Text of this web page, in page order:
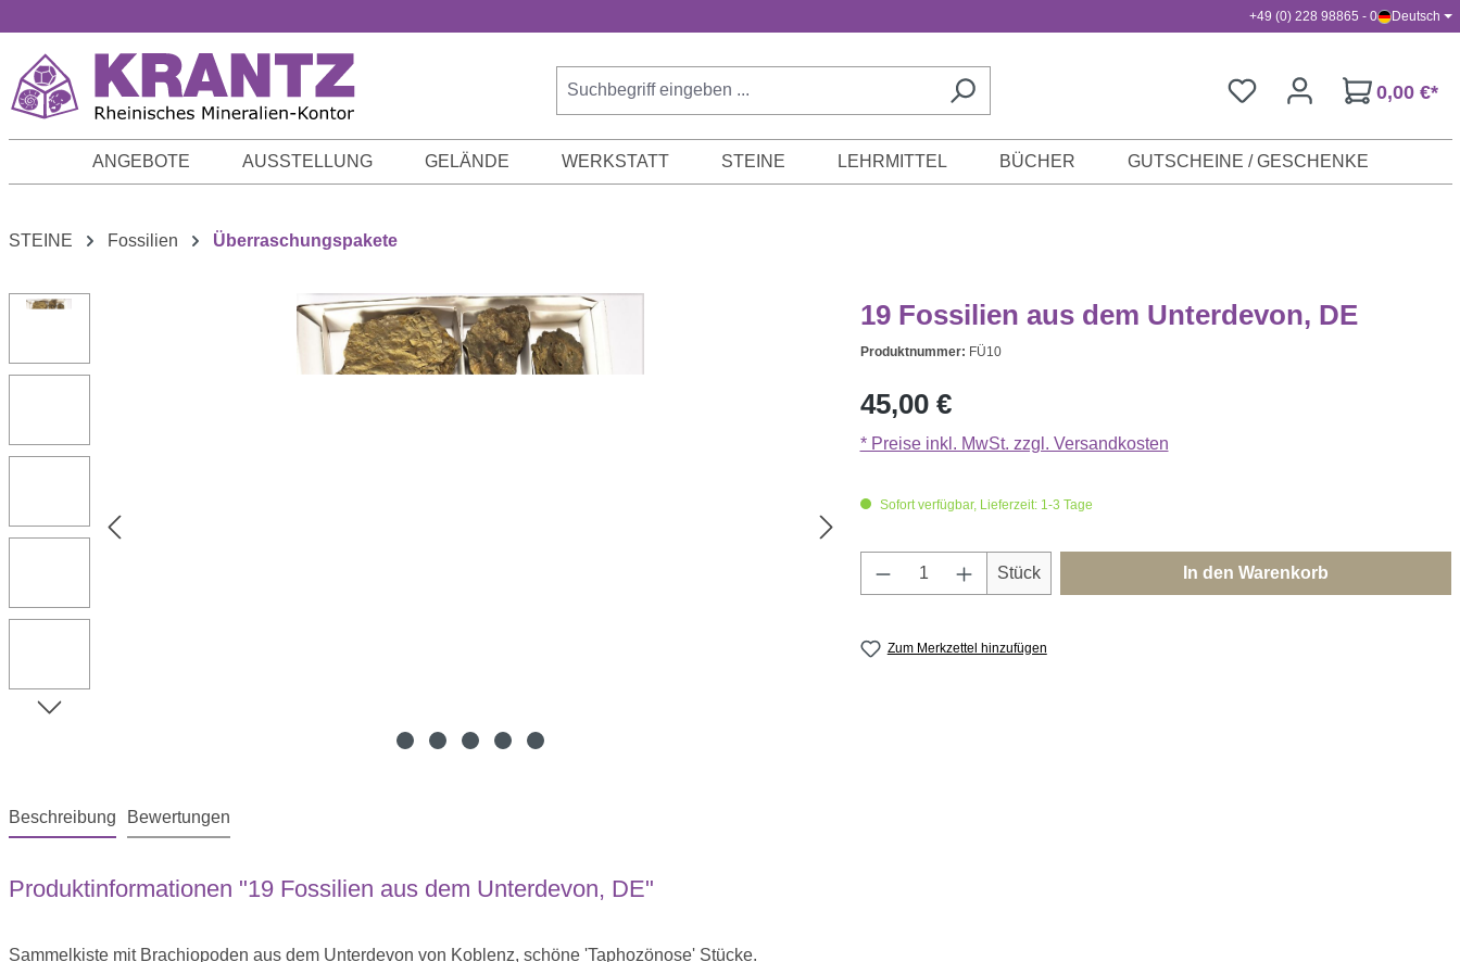
+49 (0) 228 98865 - 0 Deutsch
0,00 €*
ANGEBOTE AUSSTELLUNG GELÄNDE WERKSTATT STEINE LEHRMITTEL BÜCHER GUTSCHEINE / GESCHENKE
STEINE Fossilien Überraschungspakete
19 Fossilien aus dem Unterdevon, DE
Produktnummer: FÜ10
Regulärer Preis:
45,00 €
* Preise inkl. MwSt. zzgl. Versandkosten
Sofort verfügbar, Lieferzeit: 1-3 Tage
Produkt Anzahl: Gib den gewünschten Wert ein
Stück In den Warenkorb
Zum Merkzettel hinzufügen
Beschreibung Bewertungen
Produktinformationen "19 Fossilien aus dem Unterdevon, DE"
Sammelkiste mit Brachiopoden aus dem Unterdevon von Koblenz, schöne 'Taphozönose' Stücke.